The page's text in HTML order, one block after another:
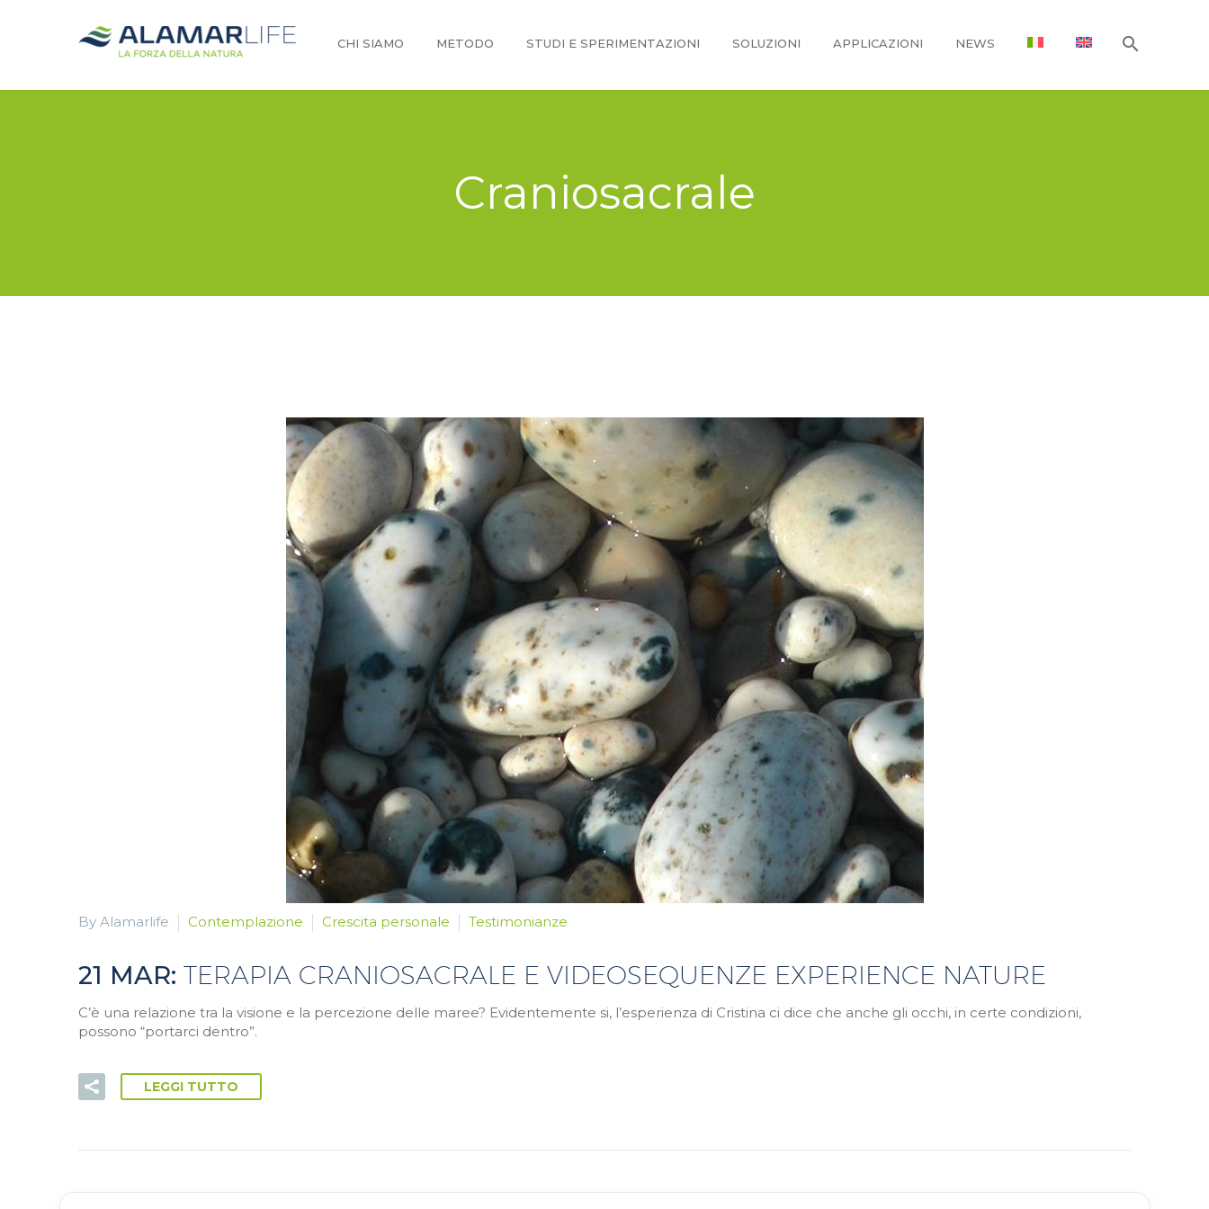
CHI SIAMO METODO STUDI E SPERIMENTAZIONI SOLUZIONI APPLICAZIONI NEWS
Craniosacrale
By Alamarlife Contemplazione Crescita personale Testimonianze
21 MAR: TERAPIA CRANIOSACRALE E VIDEOSEQUENZE EXPERIENCE NATURE
C’è una relazione tra la visione e la percezione delle maree? Evidentemente si, l’esperienza di Cristina ci dice che anche gli occhi, in certe condizioni,
possono “portarci dentro”.
LEGGI TUTTO